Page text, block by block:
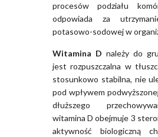
procesów podziału
odpowiada za
potasowo-sodowej w
Witamina D należy do
jest rozpuszczalna w
stosunkowo stabilna, nie
pod wpływem
dłuższego
witamina D obejmuje 3
aktywność biologiczną